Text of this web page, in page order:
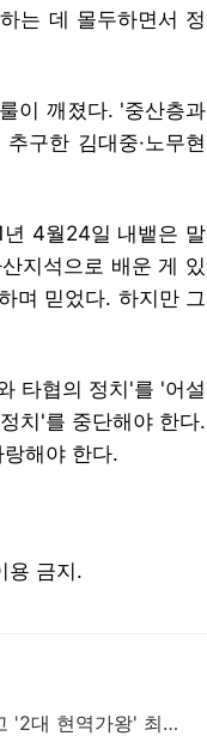
는 데 몰두하면서 정
이 깨졌다. '중산층과
구한 김대중·노무현
4월24일 내뱉은 말
지석으로 배운 게 있
며 믿었다. 하지만 그
타협의 정치'를 '어설
치'를 중단해야 한다.
해야 한다.
용 금지.
박서진, 진해성 제치고 '2대 현역가왕' 최종 우승…꼴찌는 신유 - 머니투데이